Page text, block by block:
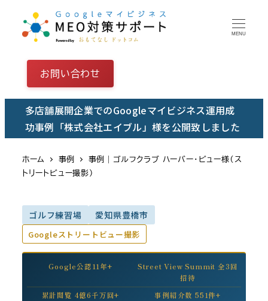
テ
MENU
お問い合わせ
多店舗展開企業でのGoogleマイビジネス運用成
功事例「株式会社エイブル」様を公開致しました
ホーム 事例
事例｜ゴルフクラブ ハーバー・ビュー様（ス
トリートビュー撮影）
ゴルフ練習場 愛知県豊橋市
Googleストリートビュー撮影
Google公認11年+
Street View Summit 全3回
招待
累計閲覧 4億6千万回+
事例紹介数 551件+